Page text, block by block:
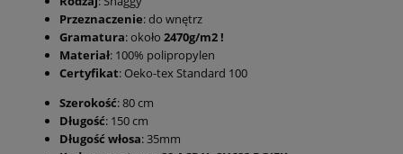
Przeznaczenie: do wnętrz
Gramatura: około 2470g/m2 !
Materiał: 100% polipropylen
Certyfikat: Oeko-tex Standard 100
Szerokość: 80 cm
Długość: 150 cm
Długość włosa: 35mm